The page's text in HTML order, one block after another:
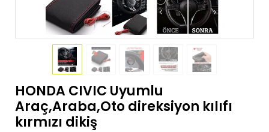
HONDA CIVIC Uyumlu
Araç,Araba,Oto direksiyon kılıfı
kırmızı dikiş